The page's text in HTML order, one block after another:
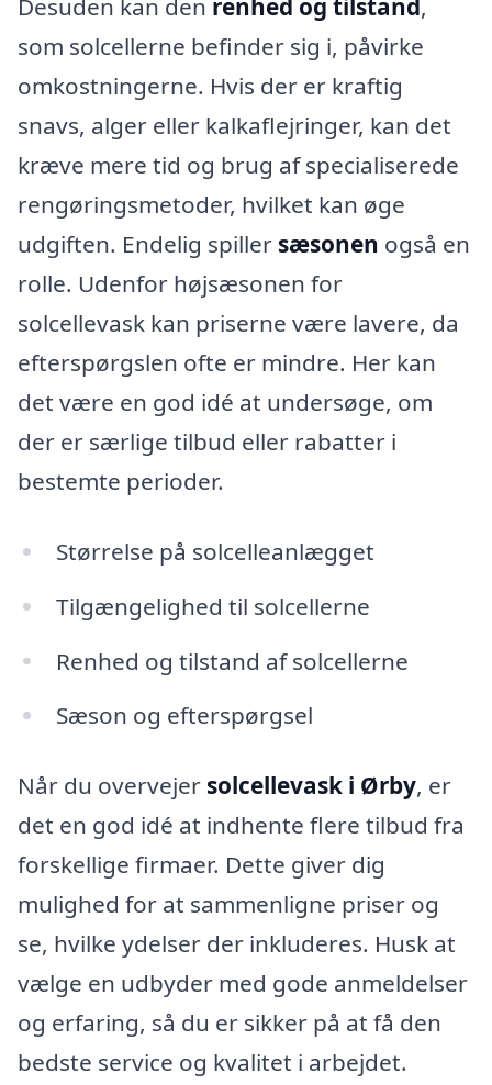
Desuden kan den renhed og tilstand,
som solcellerne befinder sig i, påvirke
omkostningerne. Hvis der er kraftig
snavs, alger eller kalkaflejringer, kan det
kræve mere tid og brug af specialiserede
rengøringsmetoder, hvilket kan øge
udgiften. Endelig spiller sæsonen også en
rolle. Udenfor højsæsonen for
solcellevask kan priserne være lavere, da
efterspørgslen ofte er mindre. Her kan
det være en god idé at undersøge, om
der er særlige tilbud eller rabatter i
bestemte perioder.
Størrelse på solcelleanlægget
Tilgængelighed til solcellerne
Renhed og tilstand af solcellerne
Sæson og efterspørgsel
Når du overvejer solcellevask i Ørby, er
det en god idé at indhente flere tilbud fra
forskellige firmaer. Dette giver dig
mulighed for at sammenligne priser og
se, hvilke ydelser der inkluderes. Husk at
vælge en udbyder med gode anmeldelser
og erfaring, så du er sikker på at få den
bedste service og kvalitet i arbejdet.